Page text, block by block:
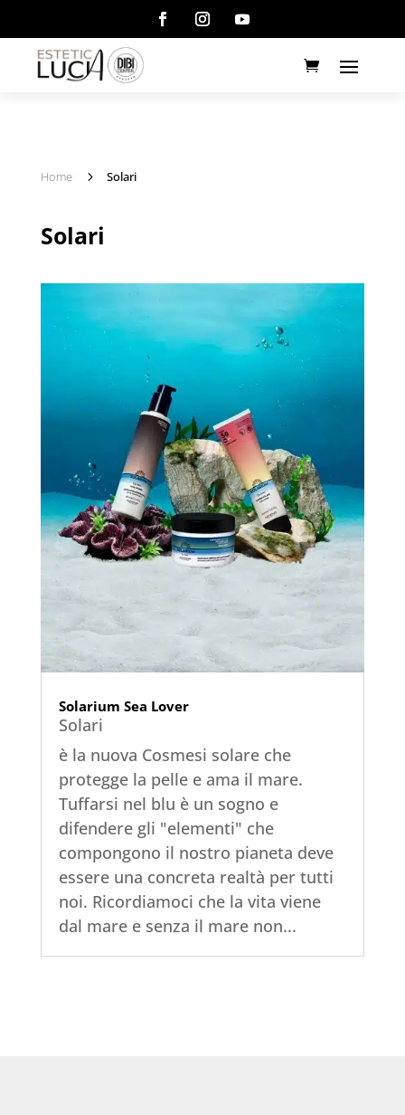
Home 5 Solari
Solari
Solarium Sea Lover
Solari
è la nuova Cosmesi solare che
protegge la pelle e ama il mare.
Tuffarsi nel blu è un sogno e
difendere gli "elementi" che
compongono il nostro pianeta deve
essere una concreta realtà per tutti
noi. Ricordiamoci che la vita viene
dal mare e senza il mare non...